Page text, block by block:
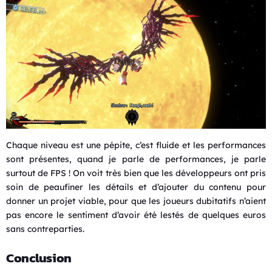
Chaque niveau est une pépite, c’est fluide et les performances
sont présentes, quand je parle de performances, je parle
surtout de FPS ! On voit très bien que les développeurs ont pris
soin de peaufiner les détails et d’ajouter du contenu pour
donner un projet viable, pour que les joueurs dubitatifs n’aient
pas encore le sentiment d’avoir été lestés de quelques euros
sans contreparties.
Conclusion